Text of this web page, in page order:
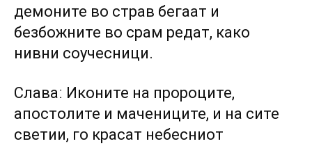
демоните во страв бегаат и
безбожните во срам редат, како
нивни соучесници.
Славаː Иконите на пророците,
апостолите и мачениците, и на сите
светии, го красат небесниот